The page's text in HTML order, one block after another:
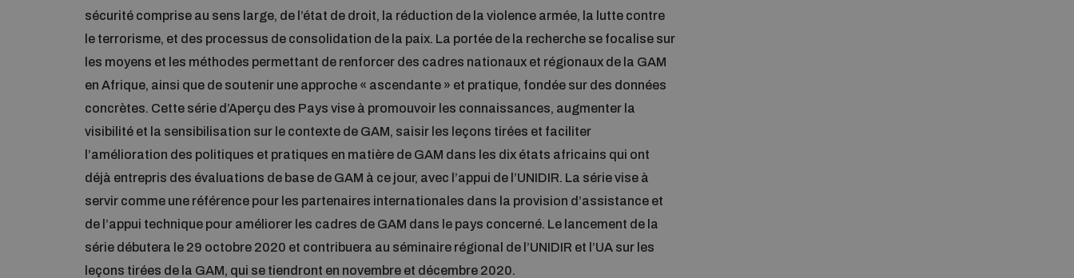
sécurité comprise au sens large, de l’état de droit, la réduction de la violence armée, la lutte contre
le terrorisme, et des processus de consolidation de la paix. La portée de la recherche se focalise sur
les moyens et les méthodes permettant de renforcer des cadres nationaux et régionaux de la GAM
en Afrique, ainsi que de soutenir une approche « ascendante » et pratique, fondée sur des données
concrètes. Cette série d’Aperçu des Pays vise à promouvoir les connaissances, augmenter la
visibilité et la sensibilisation sur le contexte de GAM, saisir les leçons tirées et faciliter
l’amélioration des politiques et pratiques en matière de GAM dans les dix états africains qui ont
déjà entrepris des évaluations de base de GAM à ce jour, avec l’appui de l’UNIDIR. La série vise à
servir comme une référence pour les partenaires internationales dans la provision d’assistance et
de l’appui technique pour améliorer les cadres de GAM dans le pays concerné. Le lancement de la
série débutera le 29 octobre 2020 et contribuera au séminaire régional de l’UNIDIR et l’UA sur les
leçons tirées de la GAM, qui se tiendront en novembre et décembre 2020.